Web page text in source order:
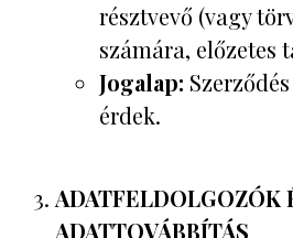
résztvevő (vagy
számára, előzetes
Jogalap:
érdek.
ADATFELDOLGOZÓK
ADATTOVÁBBÍTÁS